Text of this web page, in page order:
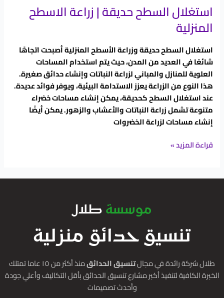
استغلال السطح حديقة | زراعة الاسطح
المنزلية
استغلال السطح حديقة وزراعة الأسطح المنزلية أصبحت اتجاهًا
شائعًا في العديد من المدن، حيث يتم استخدام المساحات
العلوية للمنازل والمباني لزراعة النباتات وإنشاء حدائق صغيرة.
هذا النوع من الزراعة يعزز الاستدامة البيئية، ويوفر فوائد عديدة.
عند استغلال السطح كحديقة، يمكن إنشاء مساحات خضراء
متنوعة تشمل زراعة النباتات والأعشاب والزهور. يمكن أيضًا
إنشاء مساحات لزراعة الخضروات
قراءة المزيد »
موسسة طلال
تنسيق حدائق منزلية
طلال شركة رائدة في مجالتنسيق الحدائق
منذ أكثر من ١٥ عاما تمتلك
الخبرة الكافية لتنفيذ أكبر مشارع تنسيق الحدائق بأقل التكاليف وأعلي جودة
وأحدث تصميمات